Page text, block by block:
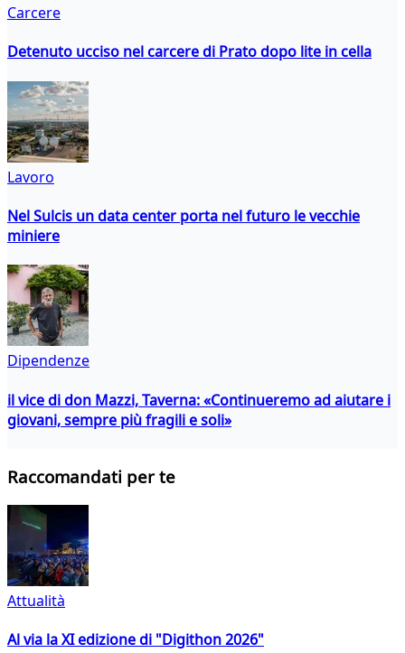
Carcere
Detenuto ucciso nel carcere di Prato dopo lite in cella
Lavoro
Nel Sulcis un data center porta nel futuro le vecchie
miniere
Dipendenze
il vice di don Mazzi, Taverna: «Continueremo ad aiutare i
giovani, sempre più fragili e soli»
Raccomandati per te
Attualità
Al via la XI edizione di "Digithon 2026"